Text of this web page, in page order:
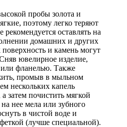
пробы золота и
поэтому легко теряют
оставлять на
домашних и других
поверхность и камень могут
ювелирное изделие,
фланелью. Также
промыв в мыльном
нескольких капель
затем почистить мягкой
нее мела или зубного
в чистой воде и
(лучше специальной).